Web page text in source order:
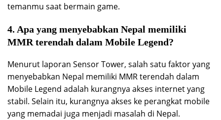
temanmu saat bermain game.
4. Apa yang menyebabkan Nepal memiliki
MMR terendah dalam Mobile Legend?
Menurut laporan Sensor Tower, salah satu faktor yang
menyebabkan Nepal memiliki MMR terendah dalam
Mobile Legend adalah kurangnya akses internet yang
stabil. Selain itu, kurangnya akses ke perangkat mobile
yang memadai juga menjadi masalah di Nepal.